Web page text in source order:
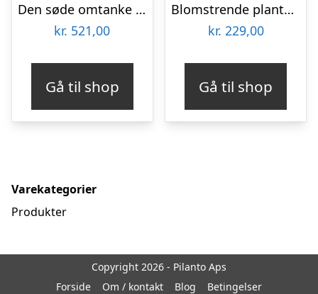
Den søde omtanke med Zinfandel
kr. 521,00
Gå til shop
Blomstrende plante (Floristens kreative valg) inkl. potte
kr. 229,00
Gå til shop
Varekategorier
Produkter
Copyright 2026 - Pilanto Aps
Forside
Om / kontakt Blog Betingelser